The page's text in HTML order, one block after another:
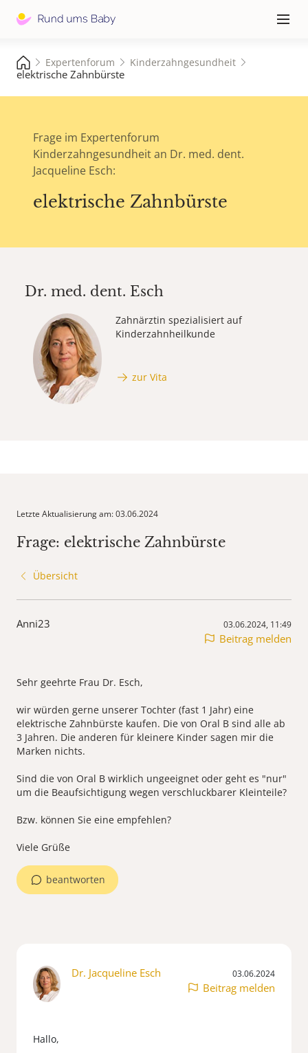
≡
Expertenforum Kinderzahngesundheit
elektrische Zahnbürste
Frage im Expertenforum
Kinderzahngesundheit an Dr. med. dent.
Jacqueline Esch:
elektrische Zahnbürste
Dr. med. dent. Esch
Zahnärztin spezialisiert auf
Kinderzahnheilkunde
zur Vita
Letzte Aktualisierung am: 03.06.2024
Frage: elektrische Zahnbürste
Übersicht
Anni23 03.06.2024, 11:49
Beitrag melden
Sehr geehrte Frau Dr. Esch,
wir würden gerne unserer Tochter (fast 1 Jahr) eine
elektrische Zahnbürste kaufen. Die von Oral B sind alle ab
3 Jahren. Die anderen für kleinere Kinder sagen mir die
Marken nichts.
Sind die von Oral B wirklich ungeeignet oder geht es "nur"
um die Beaufsichtigung wegen verschluckbarer Kleinteile?
Bzw. können Sie eine empfehlen?
beantworten
Dr. Jacqueline Esch 03.06.2024
Beitrag melden
Hallo,